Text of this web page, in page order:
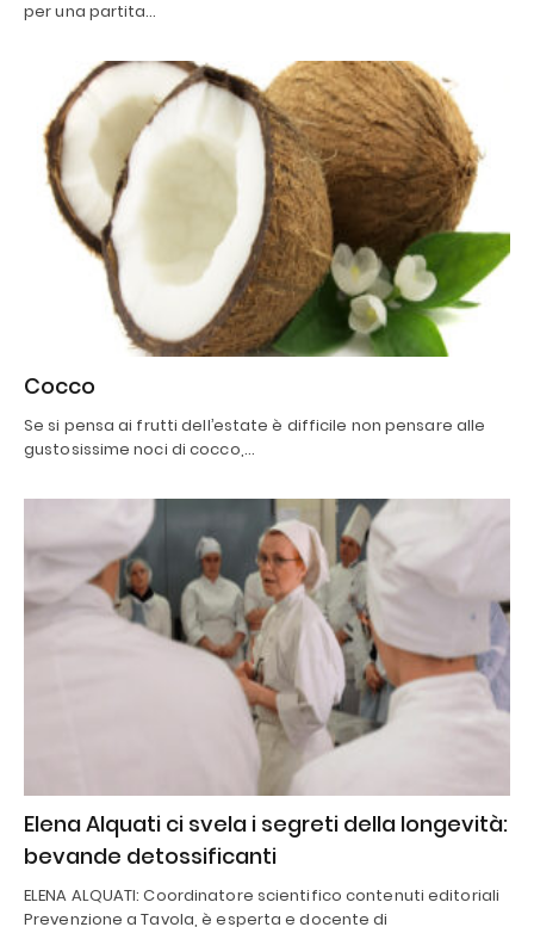
per una partita…
Cocco
Se si pensa ai frutti dell’estate è difficile non pensare alle
gustosissime noci di cocco,…
Elena Alquati ci svela i segreti della longevità:
bevande detossificanti
ELENA ALQUATI: Coordinatore scientifico contenuti editoriali
Prevenzione a Tavola, è esperta e docente di